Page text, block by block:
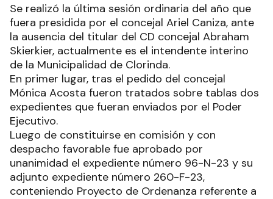
Se realizó la última sesión ordinaria del año que
fuera presidida por el concejal Ariel Caniza, ante
la ausencia del titular del CD concejal Abraham
Skierkier, actualmente es el intendente interino
de la Municipalidad de Clorinda.
En primer lugar, tras el pedido del concejal
Mónica Acosta fueron tratados sobre tablas dos
expedientes que fueran enviados por el Poder
Ejecutivo.
Luego de constituirse en comisión y con
despacho favorable fue aprobado por
unanimidad el expediente número 96-N-23 y su
adjunto expediente número 260-F-23,
conteniendo Proyecto de Ordenanza referente a